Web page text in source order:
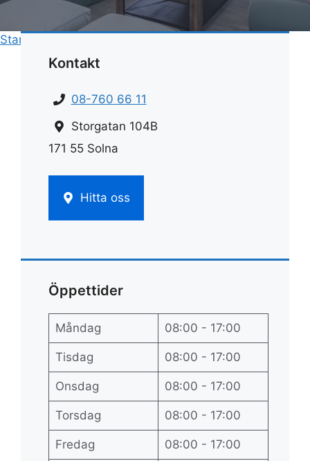
Start
Kontakt
08-760 66 11
Storgatan 104B
171 55 Solna
Hitta oss
Öppettider
Måndag 08:00 - 17:00
Tisdag 08:00 - 17:00
Onsdag 08:00 - 17:00
Torsdag 08:00 - 17:00
Fredag 08:00 - 17:00